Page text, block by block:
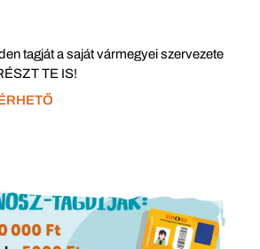
tagját a saját vármegyei szervezete
TE IS!